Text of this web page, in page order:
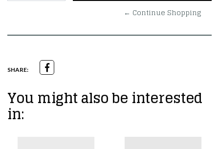
← Continue Shopping
SHARE:
You might also be interested
in: